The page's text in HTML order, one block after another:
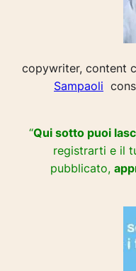
copywriter, content
Sampaoli
“Qui sotto puoi
registrarti e il
pubblicato,